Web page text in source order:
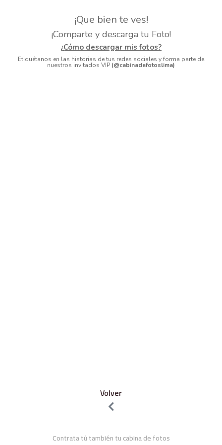
¡Que bien te ves!
¡Comparte y descarga tu Foto!
¿Cómo descargar mis fotos?
Etiquétanos en las historias de tus redes sociales y forma parte de
nuestros invitados VIP (@cabinadefotoslima)
Volver
Contrata tú también tu cabina de fotos